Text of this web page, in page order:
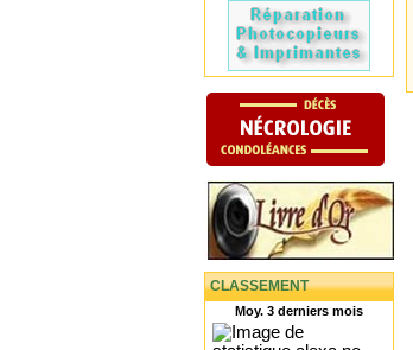
CLASSEMENT
Moy. 3 derniers mois